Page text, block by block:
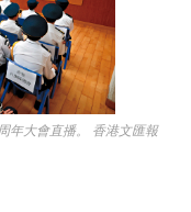
年大會直播。 香港文匯報